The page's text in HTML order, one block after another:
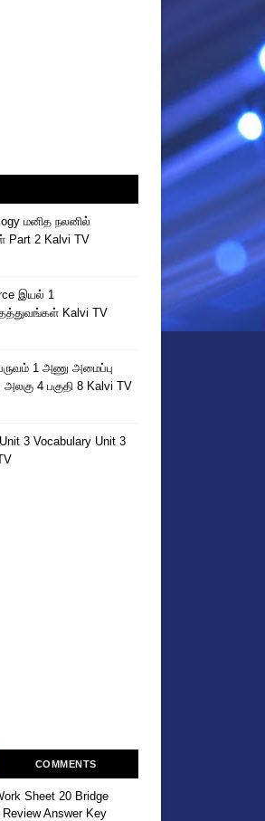
மனித நலனில்
Part 2 Kalvi TV
இயல் 1
Kalvi TV
1 அணு அமைப்பு
4 பகுதி 8 Kalvi TV
3 Vocabulary Unit 3
COMMENTS
Sheet 20 Bridge
Answer Key